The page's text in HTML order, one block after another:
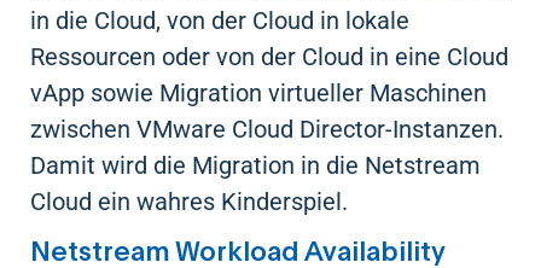
in die Cloud, von der Cloud in lokale
Ressourcen oder von der Cloud in eine Cloud
vApp sowie Migration virtueller Maschinen
zwischen VMware Cloud Director-Instanzen.
Damit wird die Migration in die Netstream
Cloud ein wahres Kinderspiel.
Netstream Workload Availability